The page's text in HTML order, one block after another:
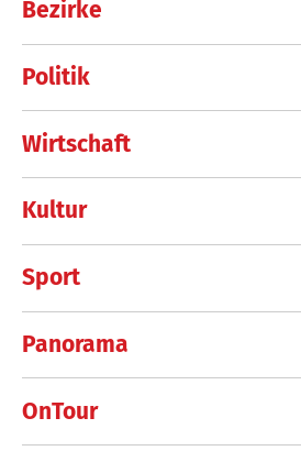
Bezirke
Politik
Wirtschaft
Kultur
Sport
Panorama
OnTour